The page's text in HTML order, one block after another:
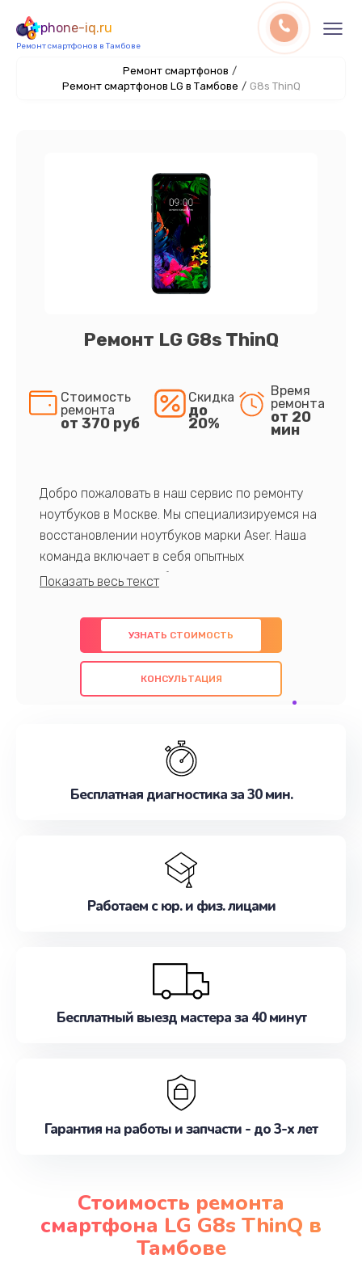
phone-iq.ru
Ремонт смартфонов в Тамбове
Ремонт смартфонов /
Ремонт смартфонов LG в Тамбове / G8s ThinQ
Ремонт LG G8s ThinQ
Стоимость
ремонта
от 370 руб
Скидка
до
20%
Время
ремонта
от 20
мин
Добро пожаловать в наш сервис по ремонту
ноутбуков в Москве. Мы специализируемся на
восстановлении ноутбуков марки Aser. Наша
команда включает в себя опытных
профессионалов с обширными знаниями и
предлагаем быстрый и качественный ремонт с
использованием оригинальных компонентов, а
также гарантируем качество всех
проведенных работ. Наша цель - предоставить
наилучшим образом. Не медлите записаться на
УЗНАТЬ СТОИМОСТЬ
КОНСУЛЬТАЦИЯ
Бесплатная диагностика за 30 мин.
Работаем с юр. и физ. лицами
Бесплатный выезд мастера за 40 минут
Гарантия на работы и запчасти - до 3-х лет
Стоимость ремонта
смартфона LG G8s ThinQ в
Тамбове